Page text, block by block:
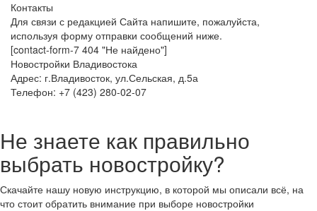
Контакты
Для связи с редакцией Сайта напишите, пожалуйста,
используя форму отправки сообщений ниже.
[contact-form-7 404 "Не найдено"]
Новостройки Владивостока
Адрес: г.Владивосток, ул.Сельская, д.5а
Телефон: +7 (423) 280-02-07
Не знаете как правильно
выбрать новостройку?
Скачайте нашу новую инструкцию, в которой мы описали всё, на
что стоит обратить внимание при выборе новостройки